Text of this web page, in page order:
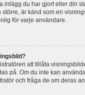
inlägg du har gjort eller din
är känd som en
för varje användare.
att tillåta
på. Om du inte kan
och fråga de om deras